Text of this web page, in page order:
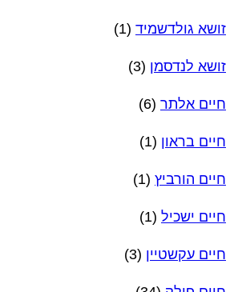
זושא גולדשמיד (1)
זושא לנדסמן (3)
חיים אלתר (6)
חיים בראון (1)
חיים הורביץ (1)
חיים ישכיל (1)
חיים עקשטיין (3)